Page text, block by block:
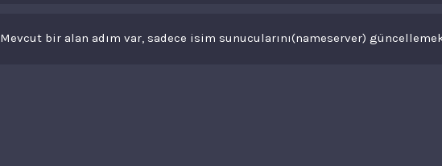
Mevcut bir alan adım var, sadece isim sunucularını(nameserver)